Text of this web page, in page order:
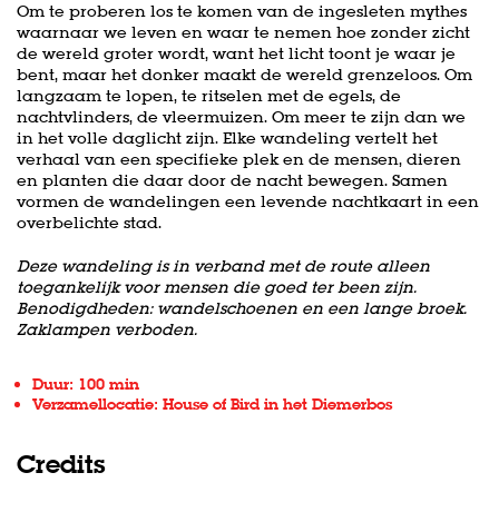
Om te proberen los te komen van de ingesleten mythes
waarnaar we leven en waar te nemen hoe zonder zicht
de wereld groter wordt, want het licht toont je waar je
bent, maar het donker maakt de wereld grenzeloos. Om
langzaam te lopen, te ritselen met de egels, de
nachtvlinders, de vleermuizen. Om meer te zijn dan we
in het volle daglicht zijn. Elke wandeling vertelt het
verhaal van een specifieke plek en de mensen, dieren
en planten die daar door de nacht bewegen. Samen
vormen de wandelingen een levende nachtkaart in een
overbelichte stad.
Deze wandeling is in verband met de route alleen
toegankelijk voor mensen die goed ter been zijn.
Benodigdheden: wandelschoenen en een lange broek.
Zaklampen verboden.
Duur: 100 min
Verzamellocatie: House of Bird in het Diemerbos
Credits